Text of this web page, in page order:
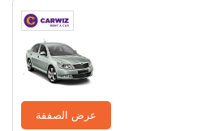
عرض الصفقة